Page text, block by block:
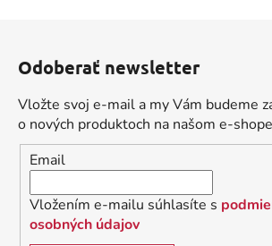
Odoberať newsletter
Vložte svoj e-mail a my Vám budeme
o nových produktoch na našom e-
Email
Vložením e-mailu súhlasíte s
osobných údajov